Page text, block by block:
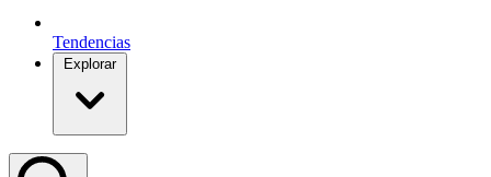
Tendencias
Explorar